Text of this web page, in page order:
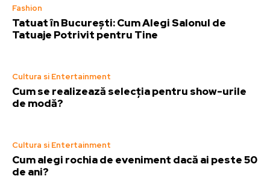
Fashion
Tatuat în București: Cum Alegi Salonul de
Tatuaje Potrivit pentru Tine
Cultura si Entertainment
Cum se realizează selecția pentru show-urile
de modă?
Cultura si Entertainment
Cum alegi rochia de eveniment dacă ai peste 50
de ani?